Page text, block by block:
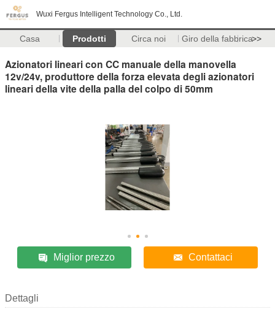
Wuxi Fergus Intelligent Technology Co., Ltd.
Casa Prodotti Circa noi Giro della fabbrica>>
Azionatori lineari con CC manuale della manovella
12v/24v, produttore della forza elevata degli azionatori
lineari della vite della palla del colpo di 50mm
Miglior prezzo Contattaci
Dettagli